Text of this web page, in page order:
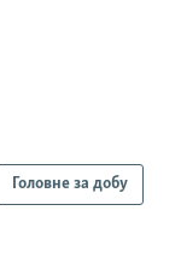
Головне за добу